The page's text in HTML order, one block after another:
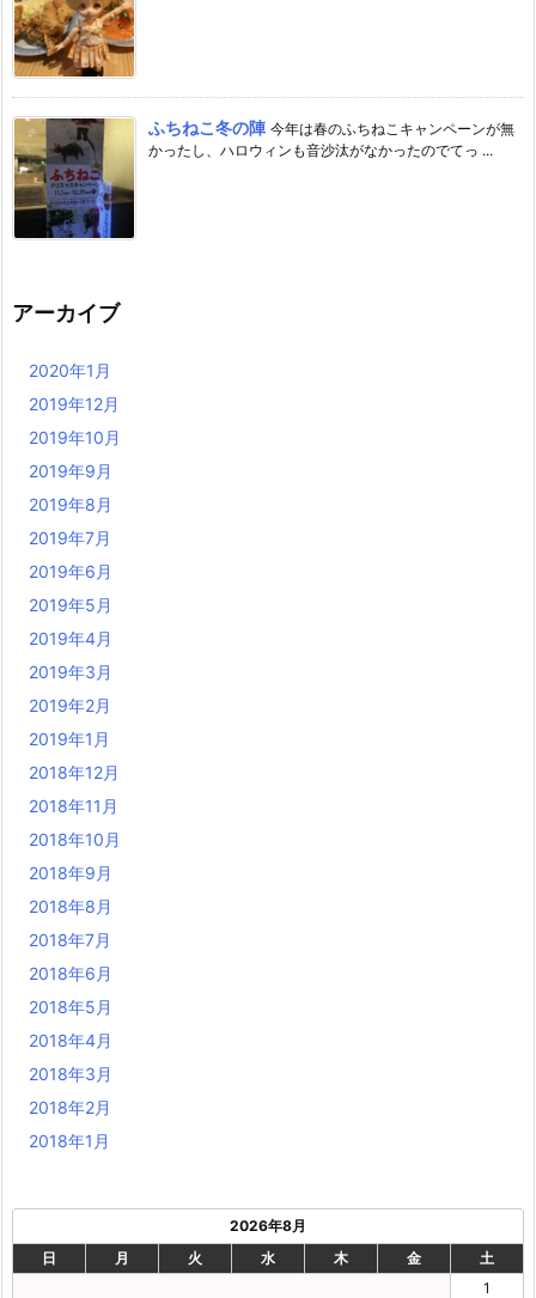
ふちねこ冬の陣 今年は春のふちねこキャンペーンが無
かったし、ハロウィンも音沙汰がなかったのでてっ ...
アーカイブ
2020年1月
2019年12月
2019年10月
2019年9月
2019年8月
2019年7月
2019年6月
2019年5月
2019年4月
2019年3月
2019年2月
2019年1月
2018年12月
2018年11月
2018年10月
2018年9月
2018年8月
2018年7月
2018年6月
2018年5月
2018年4月
2018年3月
2018年2月
2018年1月
2026年8月
日
月 火 水 木 金
土
1